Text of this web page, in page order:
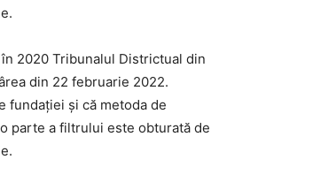
2020 Tribunalul Districtual din
din 22 februarie 2022.
fundației și că metoda de
parte a filtrului este obturată de